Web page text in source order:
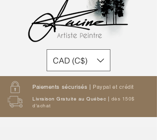
Paiements sécurisés | Paypal et crédit
Livraison Gratuite au Québec | dès 150$
d'achat
CAD (C$)